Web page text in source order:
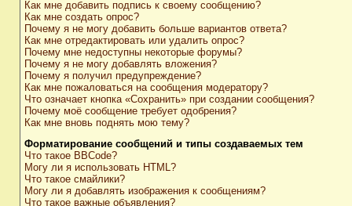
Как мне добавить подпись к своему сообщению?
Как мне создать опрос?
Почему я не могу добавить больше вариантов ответа?
Как мне отредактировать или удалить опрос?
Почему мне недоступны некоторые форумы?
Почему я не могу добавлять вложения?
Почему я получил предупреждение?
Как мне пожаловаться на сообщения модератору?
Что означает кнопка «Сохранить» при создании сообщения?
Почему моё сообщение требует одобрения?
Как мне вновь поднять мою тему?
Форматирование сообщений и типы создаваемых тем
Что такое BBCode?
Могу ли я использовать HTML?
Что такое смайлики?
Могу ли я добавлять изображения к сообщениям?
Что такое важные объявления?